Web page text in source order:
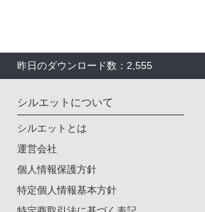
昨日のダウンロード数：2,555
シルエットについて
シルエットとは
運営会社
個人情報保護方針
特定個人情報基本方針